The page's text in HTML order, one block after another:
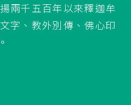
兩千五百年以來釋迦牟
字、教外別傳、佛心印